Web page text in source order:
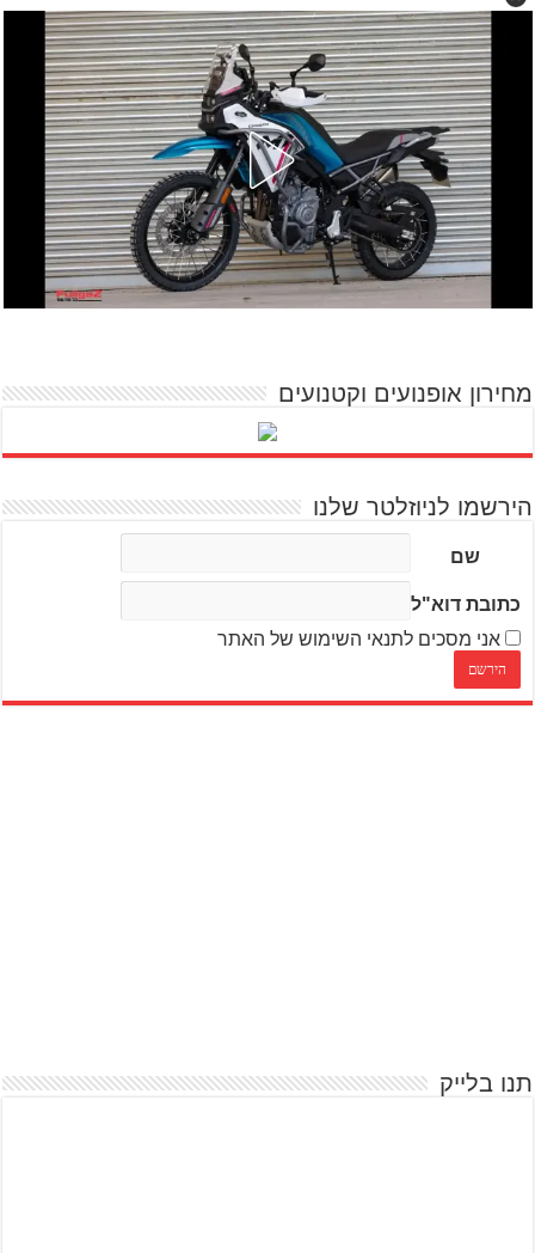
מחירון אופנועים וקטנועים
הירשמו לניוזלטר שלנו
שם
כתובת דוא"ל
אני מסכים לתנאי השימוש של האתר
תנו בלייק